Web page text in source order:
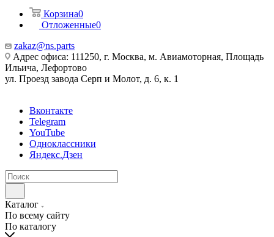
Корзина0
Отложенные0
zakaz@ns.parts
Адрес офиса: 111250, г. Москва, м. Авиамоторная, Площадь
Ильича, Лефортово
ул. Проезд завода Серп и Молот, д. 6, к. 1
Вконтакте
Telegram
YouTube
Одноклассники
Яндекс.Дзен
Каталог
По всему сайту
По каталогу